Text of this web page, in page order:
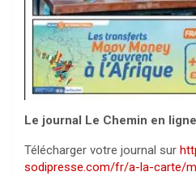
Le journal Le Chemin en ligne
Télécharger votre journal sur
sodipresse.com/fr/a-la-carte/